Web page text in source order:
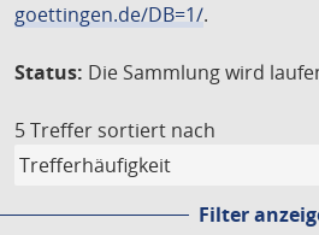
goettingen.de/DB=1/.
Status: Die Sammlung wird
5 Treffer sortiert nach
Filter